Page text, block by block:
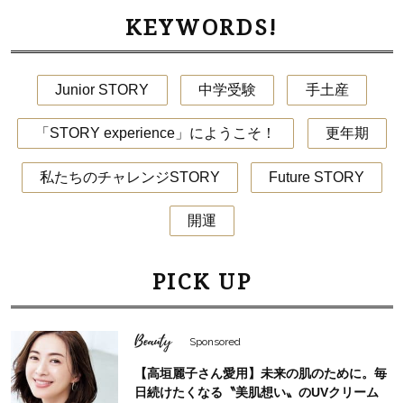
KEYWORDS!
Junior STORY 中学受験 手土産
「STORY experience」にようこそ！ 更年期
私たちのチャレンジSTORY Future STORY
開運
PICK UP
Beauty Sponsored
【高垣麗子さん愛用】未来の肌のために。毎
日続けたくなる〝美肌想い〟のUVクリーム